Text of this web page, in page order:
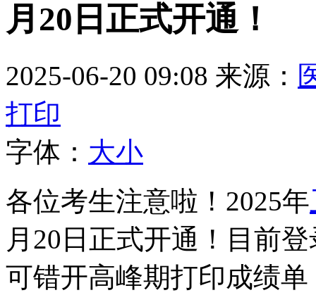
月20日正式开通！
2025-06-20 09:08 来源：
打印
字体： 大小
各位考生注意啦！2025年
月20日正式开通！目前
可错开高峰期打印成绩单